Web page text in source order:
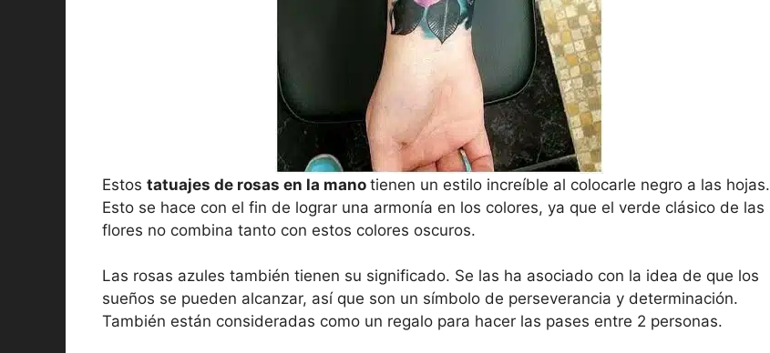
Estos tatuajes de rosas en la mano tienen un estilo increíble al colocarle negro a las hojas.
Esto se hace con el fin de lograr una armonía en los colores, ya que el verde clásico de las
flores no combina tanto con estos colores oscuros.
Las rosas azules también tienen su significado. Se las ha asociado con la idea de que los
sueños se pueden alcanzar, así que son un símbolo de perseverancia y determinación.
También están consideradas como un regalo para hacer las pases entre 2 personas.